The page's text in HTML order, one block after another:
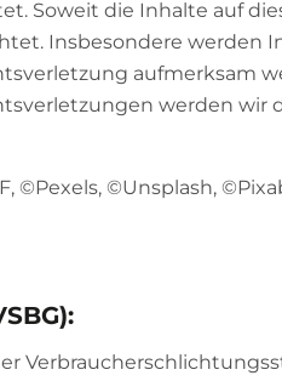
Soweit die Inhalte auf
Insbesondere werden
aufmerksam
werden wir
©Pexels, ©Unsplash,